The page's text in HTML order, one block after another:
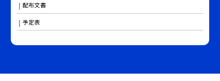
配布文書
予定表